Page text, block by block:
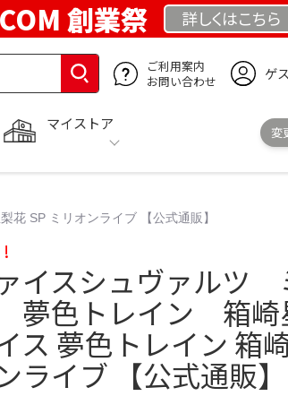
創業祭 詳しくはこちら
ご利用案内
お問い合わせ
ゲ
マイストア
変
SP ミリオンライブ 【公式通販】
!
イスシュヴァルツ
夢色トレイン 箱崎
ス 夢色トレイン 箱
ライブ 【公式通販】